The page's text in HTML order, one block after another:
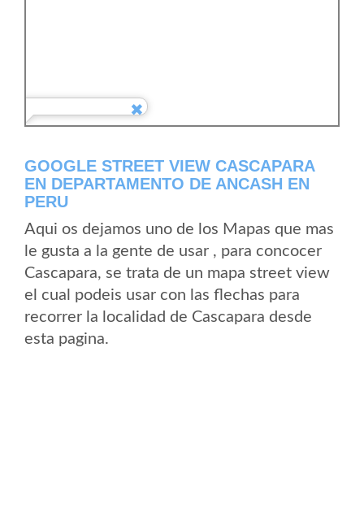
GOOGLE STREET VIEW CASCAPARA
EN DEPARTAMENTO DE ANCASH EN
PERU
Aqui os dejamos uno de los Mapas que mas
le gusta a la gente de usar , para concocer
Cascapara, se trata de un mapa street view
el cual podeis usar con las flechas para
recorrer la localidad de Cascapara desde
esta pagina.